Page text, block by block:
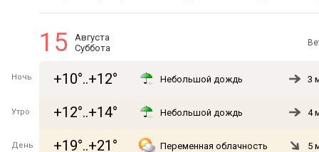
15
Августа
Суббота
Ночь +10°..+12° Небольшой дождь 3
Утро +12°..+14° Небольшой дождь 4
День +19°..+21° Переменная облачность 5